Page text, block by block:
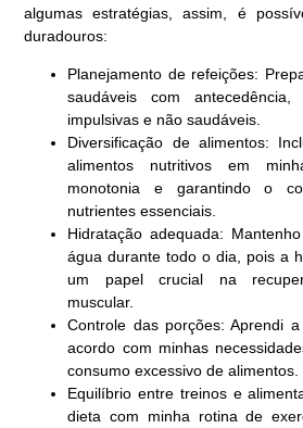
algumas estratégias, assim, é
duradouros:
Planejamento de refeições:
saudáveis com
impulsivas e não saudáveis.
Diversificação de alimentos:
alimentos nutritivos em
monotonia e garantindo o
nutrientes essenciais.
Hidratação adequada:
água durante todo o dia, pois a
um papel crucial na
muscular.
Controle das porções: Aprendi
acordo com minhas
consumo excessivo de alimentos.
Equilíbrio entre treinos e
dieta com minha rotina de